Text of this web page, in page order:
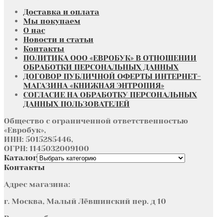
Доставка и оплата
Мы покупаем
О нас
Новости и статьи
Контакты
ПОЛИТИКА ООО «ЕВРОБУК» В ОТНОШЕНИИ
ОБРАБОТКИ ПЕРСОНАЛЬНЫХ ДАННЫХ
ДОГОВОР ПУБЛИЧНОЙ ОФЕРТЫ ИНТЕРНЕТ-
МАГАЗИНА «КНИЖНАЯ ЭНТРОПИЯ»
СОГЛАСИЕ НА ОБРАБОТКУ ПЕРСОНАЛЬНЫХ
ДАННЫХ ПОЛЬЗОВАТЕЛЕЙ
Общество с ограниченной ответственностью
«Евробук»,
ИНН: 5015285446,
ОГРН: 1145032009100
Каталог
Контакты
Адрес магазина:
г. Москва, Малый Лёвшинский пер. д 10